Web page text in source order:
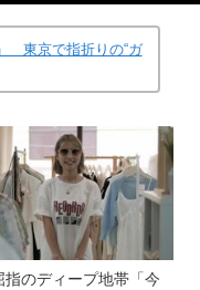
東京で指折りの“ガ
指のディープ地帯「今